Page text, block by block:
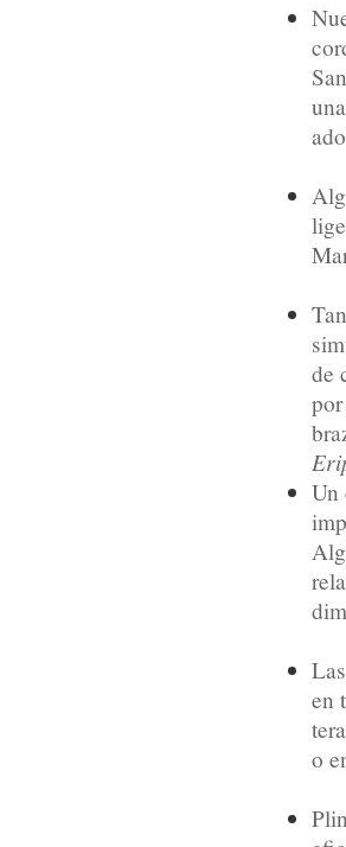
de
Un
en
o